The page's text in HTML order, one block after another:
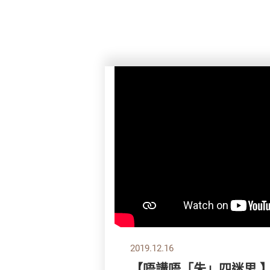
2019.12.16